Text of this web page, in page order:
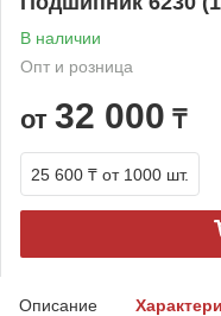
В наличии
Опт и розница
от 32 000 ₸
25 600 ₸ от 1000 шт.
Описание